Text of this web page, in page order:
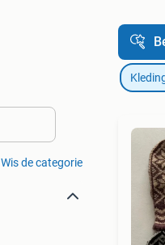
Wis de categorie